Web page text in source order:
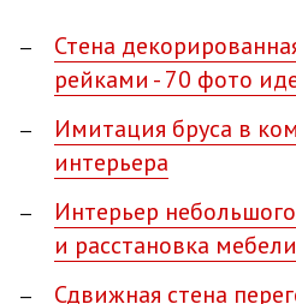
Стена
рейками - 70 фото
Имитация бруса в
интерьера
Интерьер
и расстановка
Сдвижная стена